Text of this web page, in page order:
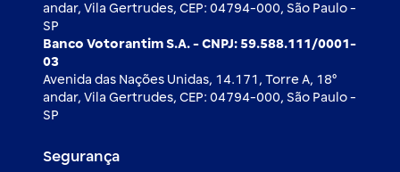
andar, Vila Gertrudes, CEP: 04794-000, São Paulo -
SP
Banco Votorantim S.A. - CNPJ: 59.588.111/0001-
03
Avenida das Nações Unidas, 14.171, Torre A, 18⁰
andar, Vila Gertrudes, CEP: 04794-000, São Paulo -
SP
Segurança